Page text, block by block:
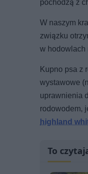
pochodzą z
W naszym
związku
w hodowlach
Kupno psa z
wystawowe
uprawnienia
rodowodem,
highland
To